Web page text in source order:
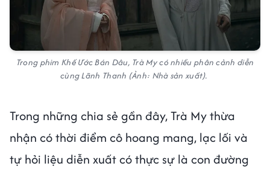
Trong phim Khế Ước Bán Dâu, Trà My có nhiều phân cảnh diễn
cùng Lãnh Thanh (Ảnh: Nhà sản xuất).
Trong những chia sẻ gần đây, Trà My thừa
nhận có thời điểm cô hoang mang, lạc lối và
tự hỏi liệu diễn xuất có thực sự là con đường